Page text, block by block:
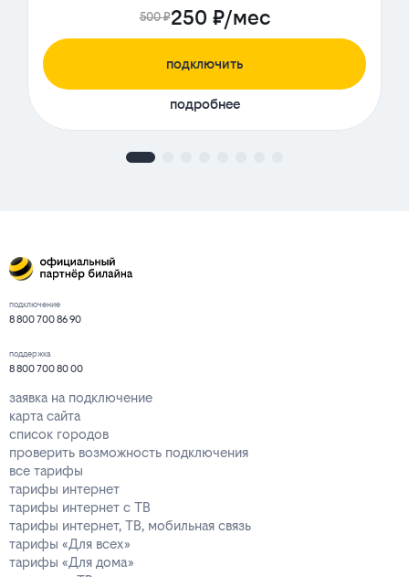
500 ₽250 ₽/мес
подключить
подробнее
подключение
8 800 700 86 90
поддержка
8 800 700 80 00
заявка на подключение
карта сайта
список городов
проверить возможность подключения
все тарифы
тарифы интернет
тарифы интернет с ТВ
тарифы интернет, ТВ, мобильная связь
тарифы «Для всех»
тарифы «Для дома»